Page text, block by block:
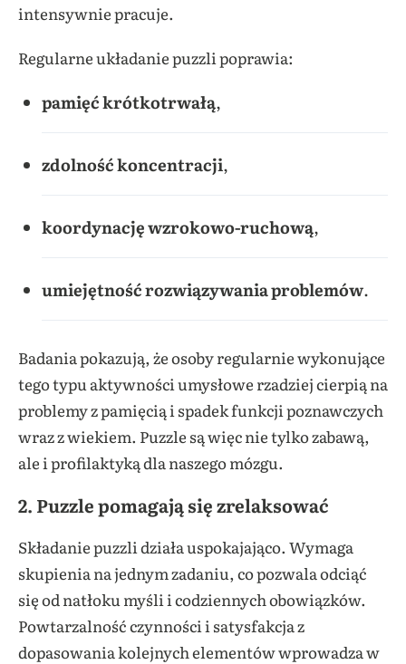
intensywnie pracuje.
Regularne układanie puzzli poprawia:
pamięć krótkotrwałą,
zdolność koncentracji,
koordynację wzrokowo-ruchową,
umiejętność rozwiązywania problemów.
Badania pokazują, że osoby regularnie wykonujące
tego typu aktywności umysłowe rzadziej cierpią na
problemy z pamięcią i spadek funkcji poznawczych
wraz z wiekiem. Puzzle są więc nie tylko zabawą,
ale i profilaktyką dla naszego mózgu.
2. Puzzle pomagają się zrelaksować
Składanie puzzli działa uspokajająco. Wymaga
skupienia na jednym zadaniu, co pozwala odciąć
się od natłoku myśli i codziennych obowiązków.
Powtarzalność czynności i satysfakcja z
dopasowania kolejnych elementów wprowadza w